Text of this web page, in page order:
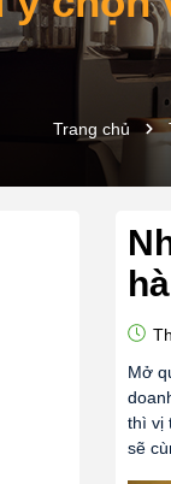
Trang chủ
Mở
thì vị
sẽ